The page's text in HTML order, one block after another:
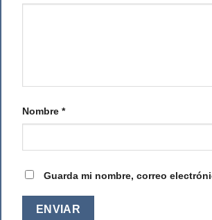
Nombre *
Guarda mi nombre, correo